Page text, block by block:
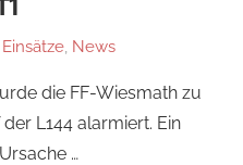
Einsätze, News
die FF-Wiesmath zu
L144 alarmiert. Ein
…